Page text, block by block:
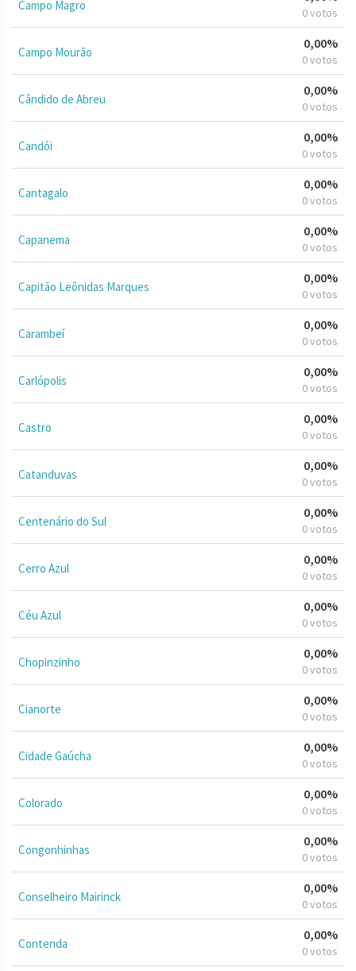
Campo Magro 0 votos
Campo Mourão
0,00%
0 votos
Cândido de Abreu
0,00%
0 votos
Candói
0,00%
0 votos
Cantagalo
0,00%
0 votos
Capanema
0,00%
0 votos
Capitão Leônidas Marques
0,00%
0 votos
Carambeí
0,00%
0 votos
Carlópolis
0,00%
0 votos
Castro
0,00%
0 votos
Catanduvas
0,00%
0 votos
Centenário do Sul
0,00%
0 votos
Cerro Azul
0,00%
0 votos
Céu Azul
0,00%
0 votos
Chopinzinho
0,00%
0 votos
Cianorte
0,00%
0 votos
Cidade Gaúcha
0,00%
0 votos
Colorado
0,00%
0 votos
Congonhinhas
0,00%
0 votos
Conselheiro Mairinck
0,00%
0 votos
Contenda
0,00%
0 votos